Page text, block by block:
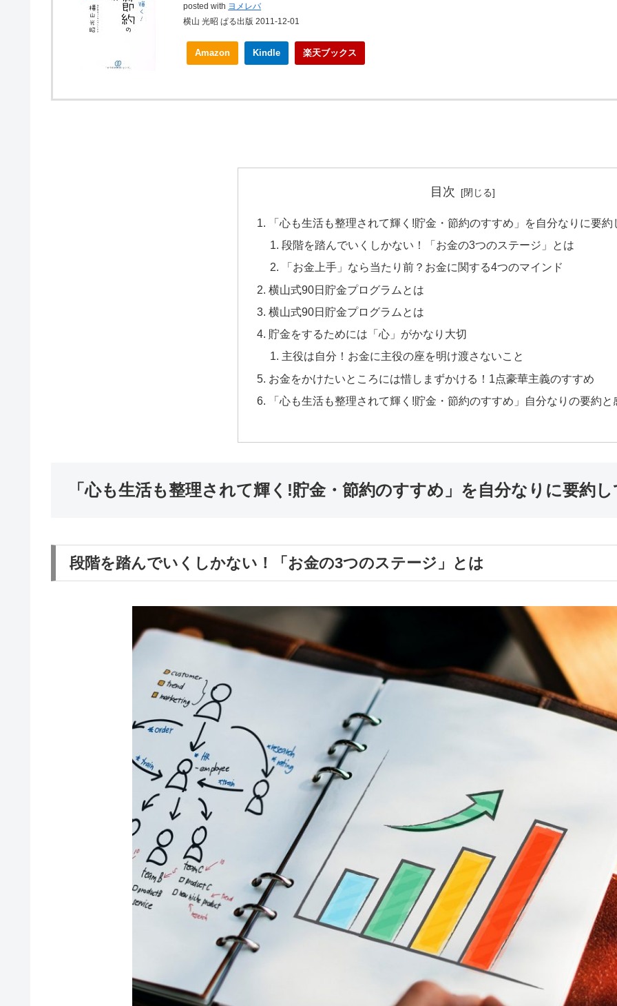
posted with ヨメレバ
横山 光昭 ぱる出版 2011-12-01
Amazon Kindle 楽天ブックス
目次
「心も生活も整理されて輝く!貯金・節約のすすめ」を自分なりに要約
段階を踏んでいくしかない！「お金の3つのステージ」とは
「お金上手」なら当たり前？お金に関する4つのマインド
横山式90日貯金プログラムとは
横山式90日貯金プログラムとは
貯金をするためには「心」がかなり大切
主役は自分！お金に主役の座を明け渡さないこと
お金をかけたいところには惜しまずかける！1点豪華主義のすすめ
「心も生活も整理されて輝く!貯金・節約のすすめ」自分なりの要約と
「心も生活も整理されて輝く!貯金・節約のすすめ」を自分なりに要約
段階を踏んでいくしかない！「お金の3つのステージ」とは